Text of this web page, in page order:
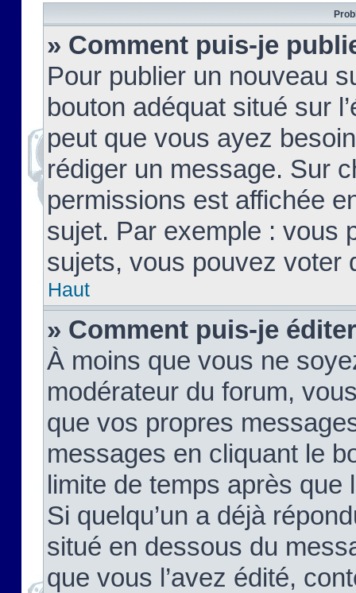
» Comment puis-je
Pour publier un nouveau
bouton adéquat situé sur
peut que vous ayez
rédiger un message. Sur
permissions est affichée
sujet. Par exemple : vous
sujets, vous pouvez voter
Haut
» Comment puis-je
À moins que vous ne
modérateur du forum,
que vos propres
messages en cliquant le
limite de temps après que
Si quelqu’un a déjà
situé en dessous du
que vous l’avez édité,